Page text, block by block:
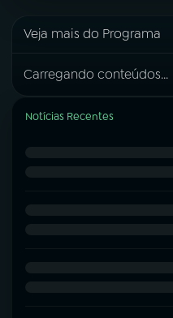
Veja mais do Programa
Carregando conteúdos...
Notícias Recentes